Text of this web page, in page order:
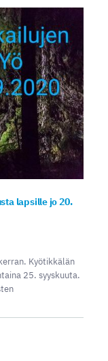
lapsille jo 20.
Kyötikkälän
25. syyskuuta.